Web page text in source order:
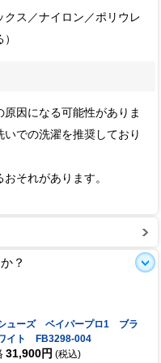
ス／ナイロン／ポリウレ
因になる可能性がありま
での洗濯を推奨しており
それがあります。
？
ューズ ベイパープロ1 ブラ
イト FB3298-004
31,900円 (税込)